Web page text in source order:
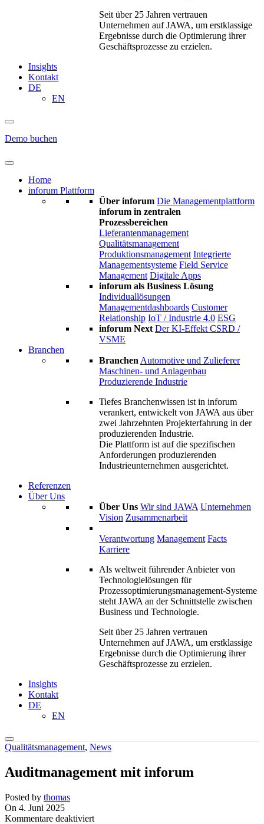
Seit über 25 Jahren vertrauen
Unternehmen auf JAWA, um erstklassige
Ergebnisse durch die Optimierung ihrer
Geschäftsprozesse zu erzielen.
Insights
Kontakt
DE
EN
Demo buchen
Home
inforum Plattform
Über inforum Die Managementplattform
inforum in zentralen
Prozessbereichen
Lieferantenmanagement
Qualitätsmanagement
Produktionsmanagement Integrierte
Managementsysteme Field Service
Management Digitale Apps
inforum als Business Lösung
Individuallösungen
Managementdashboards Customer
Relationship IoT / Industrie 4.0 ESG
inforum Next Der KI-Effekt CSRD /
VSME
Branchen
Branchen Automotive und Zulieferer
Maschinen- und Anlagenbau
Produzierende Industrie
Tiefes Branchenwissen ist in inforum
verankert, entwickelt von JAWA aus über
zwei Jahrzehnten Projekterfahrung in der
produzierenden Industrie.
Die Plattform ist auf die spezifischen
Anforderungen produzierenden
Industrieunternehmen ausgerichtet.
Referenzen
Über Uns
Über Uns Wir sind JAWA Unternehmen
Vision Zusammenarbeit
Verantwortung Management Facts
Karriere
Als weltweit führender Anbieter von
Technologielösungen für
Prozessoptimierungs­management-Systeme
steht JAWA an der Schnittstelle zwischen
Business und Technologie.
Seit über 25 Jahren vertrauen
Unternehmen auf JAWA, um erstklassige
Ergebnisse durch die Optimierung ihrer
Geschäftsprozesse zu erzielen.
Insights
Kontakt
DE
EN
Qualitätsmanagement, News
Auditmanagement mit inforum
Posted by thomas
On 4. Juni 2025
Kommentare deaktiviertfür